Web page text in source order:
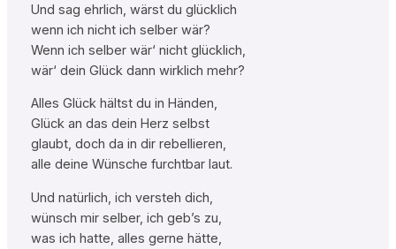
Und sag ehrlich, wärst du glücklich
wenn ich nicht ich selber wär?
Wenn ich selber wär‘ nicht glücklich,
wär‘ dein Glück dann wirklich mehr?
Alles Glück hältst du in Händen,
Glück an das dein Herz selbst
glaubt, doch da in dir rebellieren,
alle deine Wünsche furchtbar laut.
Und natürlich, ich versteh dich,
wünsch mir selber, ich geb’s zu,
was ich hatte, alles gerne hätte,